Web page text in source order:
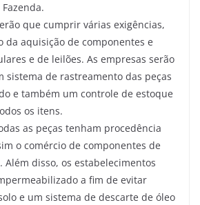
que cumprir várias exigências,
da aquisição de componentes e
e de leilões. As empresas serão
sistema de rastreamento das peças
e também um controle de estoque
os itens.
as peças tenham procedência
o comércio de componentes de
Além disso, os estabelecimentos
a fim de evitar
e um sistema de descarte de óleo